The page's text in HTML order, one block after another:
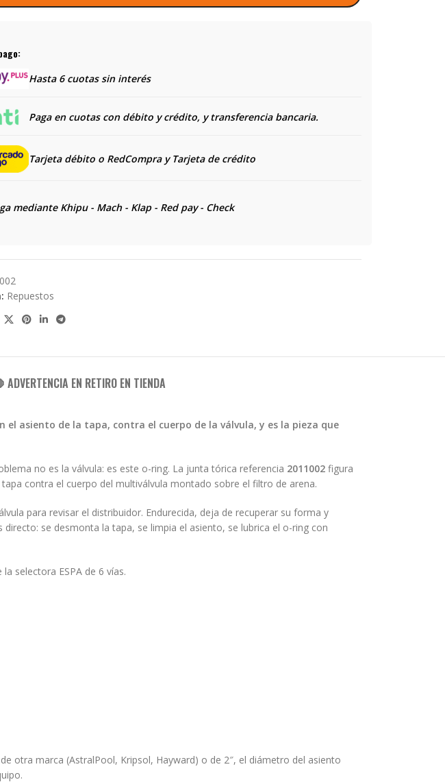
Hasta 6 cuotas sin interés
Paga en cuotas con débito y crédito, y transferencia bancaria.
Tarjeta débito o RedCompra y Tarjeta de crédito
mediante Khipu - Mach - Klap - Red pay - Check
Repuestos
ADVERTENCIA EN RETIRO EN TIENDA
el asiento de la tapa, contra el cuerpo de la válvula, y es la pieza que
no es la válvula: es este o-ring. La junta tórica referencia 2011002 figura
contra el cuerpo del multiválvula montado sobre el filtro de arena.
para revisar el distribuidor. Endurecida, deja de recuperar su forma y
se desmonta la tapa, se limpia el asiento, se lubrica el o-ring con
selectora ESPA de 6 vías.
otra marca (AstralPool, Kripsol, Hayward) o de 2″, el diámetro del asiento